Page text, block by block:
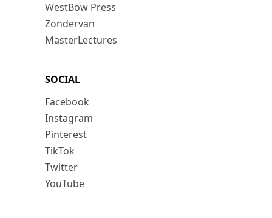
WestBow Press
Zondervan
MasterLectures
SOCIAL
Facebook
Instagram
Pinterest
TikTok
Twitter
YouTube